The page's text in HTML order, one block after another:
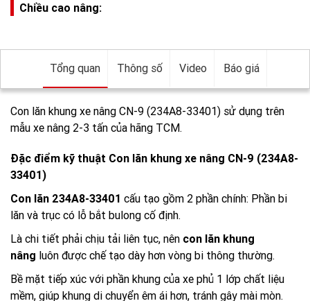
Chiều cao nâng:
Tổng quan Thông số Video Báo giá
Con lăn khung xe nâng CN-9 (234A8-33401) sử dụng trên
mẫu xe nâng 2-3 tấn của hãng TCM.
Đặc điểm kỹ thuật Con lăn khung xe nâng CN-9 (234A8-
33401)
Con lăn 234A8-33401 cấu tạo gồm 2 phần chính: Phần bi
lăn và trục có lỗ bắt bulong cố định.
Là chi tiết phải chịu tải liên tục, nên con lăn khung
nâng luôn được chế tạo dày hơn vòng bi thông thường.
Bề mặt tiếp xúc với phần khung của xe phủ 1 lớp chất liệu
mềm, giúp khung di chuyển êm ái hơn, tránh gây mài mòn.